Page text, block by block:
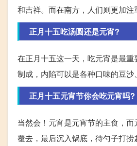
和吉祥。而在南方，人们则更加注
正月十五吃汤圆还是元宵?
在正月十五这一天，吃元宵是最
制成，内陷可以是各种口味的豆
正月十五元宵节你会吃元宵吗?
当然会！元宵是元宵节的主食，
覆去，最后沉入锅底，待勺子打